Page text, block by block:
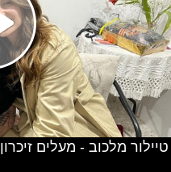
טיילור מלכוב - מעלים זיכרון